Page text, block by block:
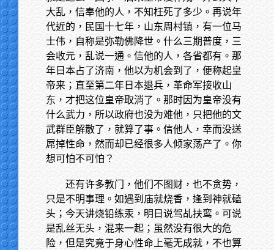
大乱，信奉他的人，不知枉死了多少。再说年
代近的，民国十七年，山东周村镇，有一位马
士伟，自称是弥勒佛降世。什么三期普度，三
会收元，乱说一通。信他的人，各省都有。那
年日本占了济南，他以为机会到了，便称起皇
帝来；直至第二年日本退兵，革命军接收山
东，才把这位皇帝取消了。那时因为皇帝没有
什么武力，所以政府也没为难他，只把他的文
武群臣解散了，就算了事。信他人，幸而没送
屌掉性命，然而却已经很多人倾家荡产了。你
想可怕不可怕？
还有许多教门，他们不图财，也不贪势，
只是不明事理。如遇到庙就烧香，逢到神就磕
头；今天讲烧铅练汞，明日说驾乩扶鸾。可说
是乱丝无头，混来一起；虽然没有很大的危
险，但是究竟于身心性命上毫无成就，不也算